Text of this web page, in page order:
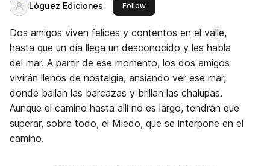
Lóguez Ediciones Followthis publisher
Dos amigos viven felices y contentos en el valle,
hasta que un día llega un desconocido y les habla
del mar. A partir de ese momento, los dos amigos
vivirán llenos de nostalgia, ansiando ver ese mar,
donde bailan las barcazas y brillan las chalupas.
Aunque el camino hasta allí no es largo, tendrán que
superar, sobre todo, el Miedo, que se interpone en el
camino.